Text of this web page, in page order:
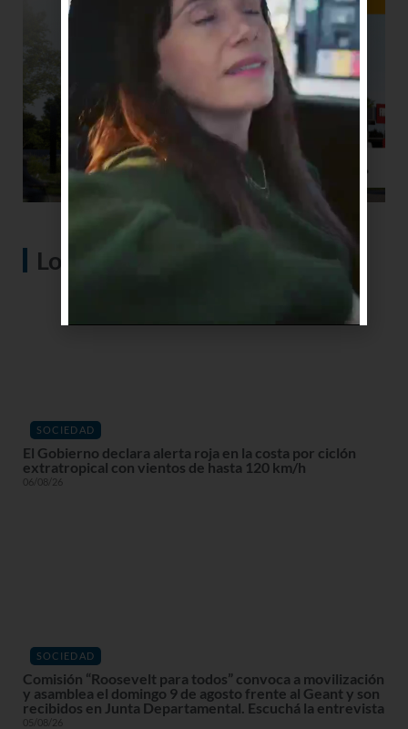
Lo más visto
SOCIEDAD
El Gobierno declara alerta roja en la costa por ciclón
extratropical con vientos de hasta 120 km/h
06/08/26
SOCIEDAD
Comisión “Roosevelt para todos” convoca a movilización
y asamblea el domingo 9 de agosto frente al Geant y son
recibidos en Junta Departamental. Escuchá la entrevista
05/08/26